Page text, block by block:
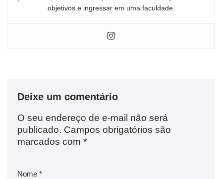
objetivos e ingressar em uma faculdade.
Deixe um comentário
O seu endereço de e-mail não será
publicado. Campos obrigatórios são
marcados com *
Nome *